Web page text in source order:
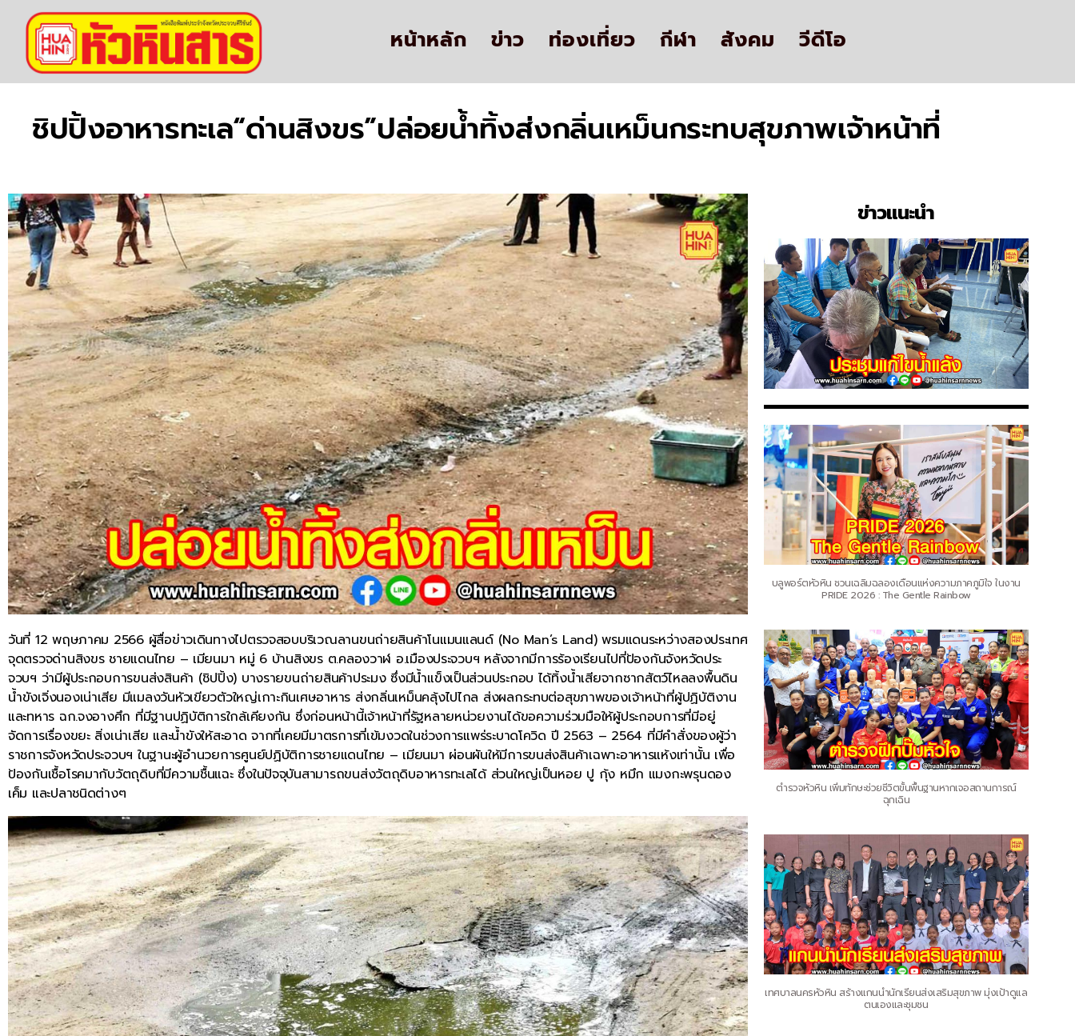
หน้าหลัก ข่าว ท่องเที่ยว กีฬา สังคม วีดีโอ
ชิปปิ้งอาหารทะเล“ด่านสิงขร”ปล่อยน้ำทิ้งส่งกลิ่นเหม็นกระทบสุขภาพเจ้าหน้าที่
วันที่ 12 พฤษภาคม 2566 ผู้สื่อข่าวเดินทางไปตรวจสอบบริเวณลานขนถ่ายสินค้าโนแมนแลนด์ (No Man’s Land) พรมแดนระหว่างสองประเทศ
จุดตรวจด่านสิงขร ชายแดนไทย – เมียนมา หมู่ 6 บ้านสิงขร ต.คลองวาฬ อ.เมืองประจวบฯ หลังจากมีการร้องเรียนไปที่ป้องกันจังหวัดประ
จวบฯ ว่ามีผู้ประกอบการขนส่งสินค้า (ชิปปิ้ง) บางรายขนถ่ายสินค้าประมง ซึ่งมีน้ำแข็งเป็นส่วนประกอบ ได้ทิ้งน้ำเสียจากซากสัตว์ไหลลงพื้นดิน
น้ำขังเจิ่งนองเน่าเสีย มีแมลงวันหัวเขียวตัวใหญ่เกาะกินเศษอาหาร ส่งกลิ่นเหม็นคลุ้งไปไกล ส่งผลกระทบต่อสุขภาพของเจ้าหน้าที่ผู้ปฏิบัติงาน
และทหาร ฉก.จงอางศึก ที่มีฐานปฏิบัติการใกล้เคียงกัน ซึ่งก่อนหน้านี้เจ้าหน้าที่รัฐหลายหน่วยงานได้ขอความร่วมมือให้ผู้ประกอบการที่มีอยู่
จัดการเรื่องขยะ สิ่งเน่าเสีย และน้ำขังให้สะอาด จากที่เคยมีมาตรการที่เข้มงวดในช่วงการแพร่ระบาดโควิด ปี 2563 – 2564 ที่มีคำสั่งของผู้ว่า
ราชการจังหวัดประจวบฯ ในฐานะผู้อำนวยการศูนย์ปฏิบัติการชายแดนไทย – เมียนมา ผ่อนผันให้มีการขนส่งสินค้าเฉพาะอาหารแห้งเท่านั้น เพื่อ
ป้องกันเชื้อโรคมากับวัตถุดิบที่มีความชื้นแฉะ ซึ่งในปัจจุบันสามารถขนส่งวัตถุดิบอาหารทะเลได้ ส่วนใหญ่เป็นหอย ปู กุ้ง หมึก แมงกะพรุนดอง
เค็ม และปลาชนิดต่างๆ
ข่าวแนะนำ
บลูพอร์ตหัวหิน ชวนเฉลิมฉลองเดือนแห่งความภาคภูมิใจ ในงาน
PRIDE 2026 : The Gentle Rainbow
ตำรวจหัวหิน เพิ่มทักษะช่วยชีวิตขั้นพื้นฐานหากเจอสถานการณ์
ฉุกเฉิน
เทศบาลนครหัวหิน สร้างแกนนำนักเรียนส่งเสริมสุขภาพ มุ่งเป้าดูแล
ตนเองและชุมชน